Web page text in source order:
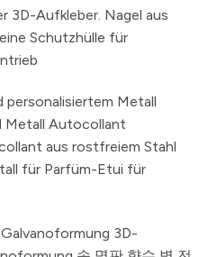
3D-Aufkleber. Nagel aus
Schutzhülle für
Metall
Metall Autocollant
aus rostfreiem Stahl
für Parfüm-Etui für
3D-